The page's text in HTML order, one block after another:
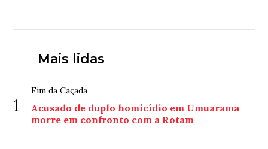
Mais lidas
1
Fim da Caçada
Acusado de duplo homicídio em Umuarama
morre em confronto com a Rotam